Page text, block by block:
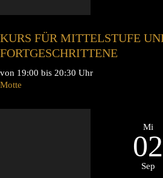
KURS FÜR MITTELSTUFE
FORTGESCHRITTENE
von 19:00 bis 20:30 Uhr
Motte
Mi
02
Sep